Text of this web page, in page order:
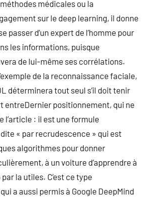
médicales ou la
sur le deep learning, il donne
passer d’un expert de l’homme pour
les informations, puisque
de lui-même ses corrélations.
de la reconnaissance faciale,
déterminera tout seul s’il doit tenir
entreDernier positionnement, qui ne
l’article : il est une formule
« par recrudescence » qui est
algorithmes pour donner
à un voiture d’apprendre à
la utiles. C’est ce type
a aussi permis à Google DeepMind